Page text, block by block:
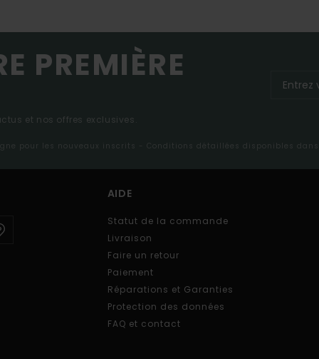
PREMIÈRE
et nos offres exclusives.
pour les nouveaux inscrits - Conditions détaillées disponibles
AIDE
Statut de la commande
Livraison
Faire un retour
Paiement
Réparations et Garanties
Protection des données
FAQ et contact